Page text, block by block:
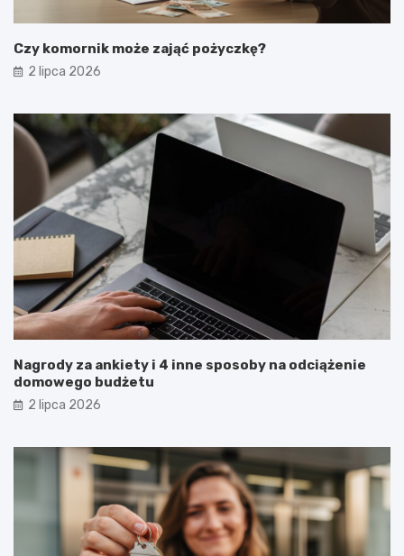
Czy komornik może zająć pożyczkę?
2 lipca 2026
Nagrody za ankiety i 4 inne sposoby na odciążenie
domowego budżetu
2 lipca 2026